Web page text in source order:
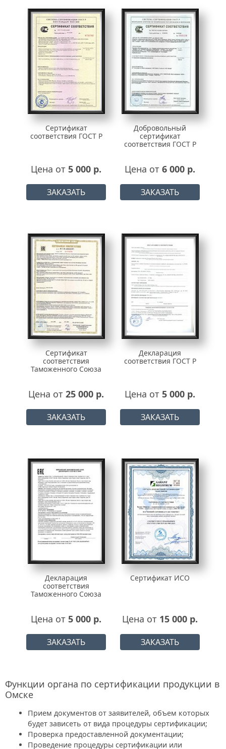
Сертификат
соответствия ГОСТ Р
Цена от 5 000 р.
ЗАКАЗАТЬ
Добровольный
сертификат
соответствия ГОСТ Р
Цена от 6 000 р.
ЗАКАЗАТЬ
Сертификат
соответствия
Таможенного Союза
Цена от 25 000 р.
ЗАКАЗАТЬ
Декларация
соответствия ГОСТ Р
Цена от 5 000 р.
ЗАКАЗАТЬ
Декларация
соответствия
Таможенного Союза
Цена от 5 000 р.
ЗАКАЗАТЬ
Сертификат ИСО
Цена от 15 000 р.
ЗАКАЗАТЬ
Функции органа по сертификации продукции в
Омске
Прием документов от заявителей, объем которых
будет зависеть от вида процедуры сертификации;
Проверка предоставленной документации;
Проведение процедуры сертификации или